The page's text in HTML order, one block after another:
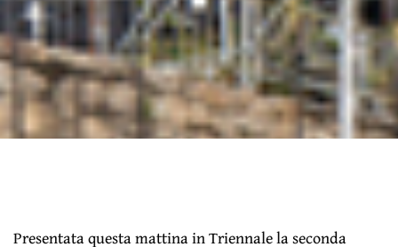
Presentata questa mattina in Triennale la seconda